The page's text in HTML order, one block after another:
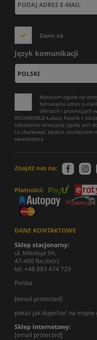
Zapisz się
Język komunikacji
Wyrażam zgodę na
formularzu adres e-
ofertach i promocjach
ROCKWORLD Łukasz Pawlik z
Udzielenie niniejszej zgody jest
co skutkować będzie usunięciem
newslettera.
Znajdź nas na:
Płatności:
DANE KONTAKTOWE
Sklep stacjonarny:
ul. Mikołaja 9A,
47-400 Racibórz
tel. +48 883 474 729
Polska
[email protected]
pokaż jak dojechać na mapie
Sklep internetowy:
[email protected]